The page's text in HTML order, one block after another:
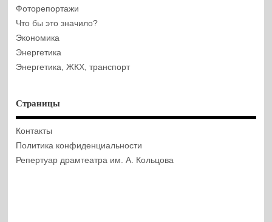
Фоторепортажи
Что бы это значило?
Экономика
Энергетика
Энергетика, ЖКХ, транспорт
Страницы
Контакты
Политика конфиденциальности
Репертуар драмтеатра им. А. Кольцова